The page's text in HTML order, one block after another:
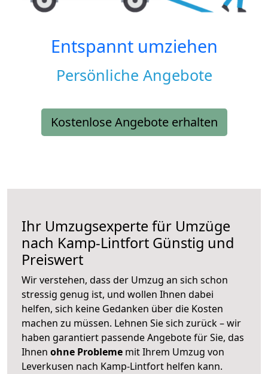
Entspannt umziehen
Persönliche Angebote
Kostenlose Angebote erhalten
Ihr Umzugsexperte für Umzüge
nach Kamp-Lintfort Günstig und
Preiswert
Wir verstehen, dass der Umzug an sich schon
stressig genug ist, und wollen Ihnen dabei
helfen, sich keine Gedanken über die Kosten
machen zu müssen. Lehnen Sie sich zurück – wir
haben garantiert passende Angebote für Sie, das
Ihnen ohne Probleme mit Ihrem Umzug von
Leverkusen nach Kamp-Lintfort helfen kann.